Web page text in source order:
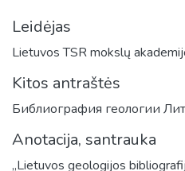
Leidėjas
Lietuvos TSR mokslų
Kitos antraštės
Библиография геологии
Anotacija, santrauka
„Lietuvos geologijos